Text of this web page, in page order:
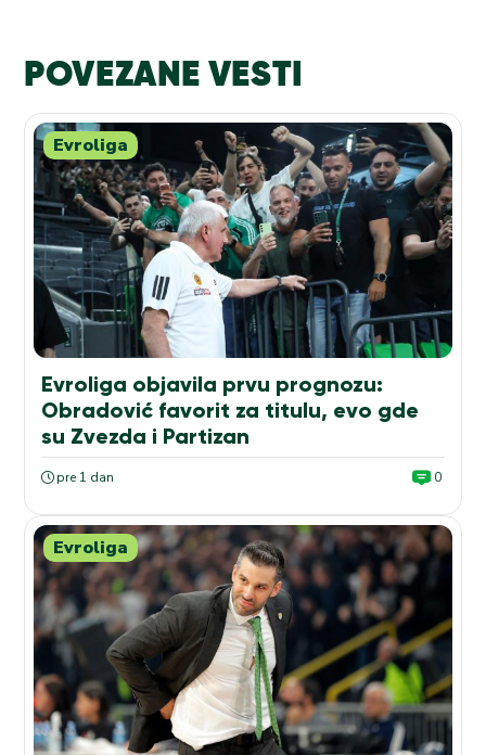
POVEZANE VESTI
Evroliga
Evroliga objavila prvu prognozu:
Obradović favorit za titulu, evo gde
su Zvezda i Partizan
pre 1 dan 0
Evroliga